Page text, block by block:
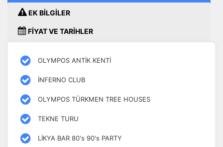
EK BİLGİLER
FİYAT VE TARİHLER
OLYMPOS ANTİK KENTİ
İNFERNO CLUB
OLYMPOS TÜRKMEN TREE HOUSES
TEKNE TURU
LİKYA BAR 80's 90's PARTY